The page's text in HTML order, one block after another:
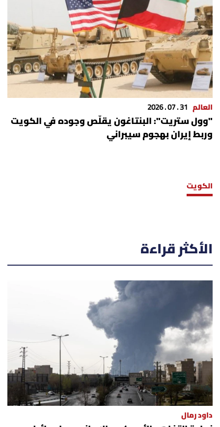
العالم 31 . 07 . 2026
"وول ستريت": البنتاغون يقلّص وجوده في الكويت
وربط إيران بهجوم سيبراني
الكويت
الأكثر قراءة
داود رمال